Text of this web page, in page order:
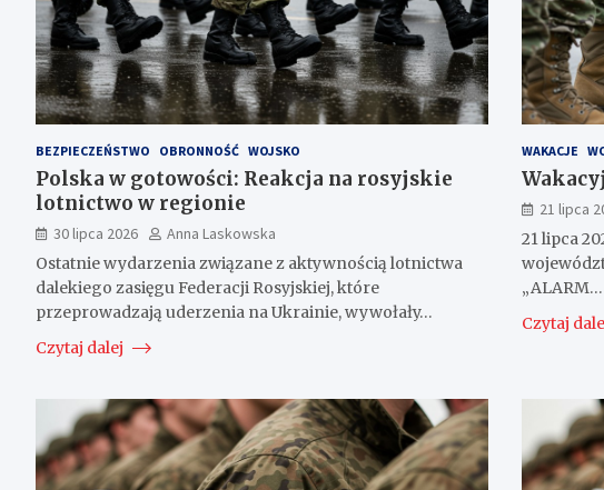
BEZPIECZEŃSTWO OBRONNOŚĆ WOJSKO
Polska w gotowości: Reakcja na rosyjskie
lotnictwo w regionie
30 lipca 2026
Anna Laskowska
Ostatnie wydarzenia związane z aktywnością lotnictwa
dalekiego zasięgu Federacji Rosyjskiej, które
przeprowadzają uderzenia na Ukrainie, wywołały…
Czytaj dalej
WAKACJE
21 lipca
21 lipca
„ALARM…
Czytaj